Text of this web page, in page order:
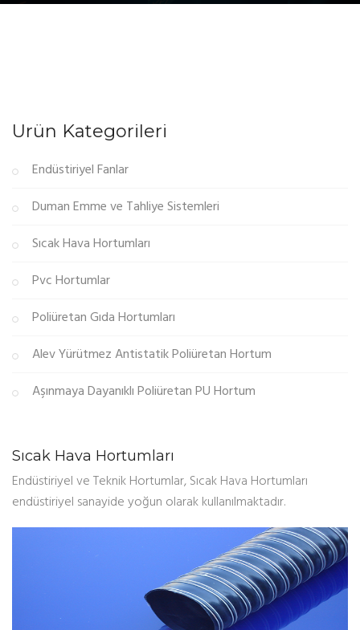
Ürün Kategorileri
Endüstiriyel Fanlar
Duman Emme ve Tahliye Sistemleri
Sıcak Hava Hortumları
Pvc Hortumlar
Poliüretan Gıda Hortumları
Alev Yürütmez Antistatik Poliüretan Hortum
Aşınmaya Dayanıklı Poliüretan PU Hortum
Sıcak Hava Hortumları
Endüstiriyel ve Teknik Hortumlar, Sıcak Hava Hortumları
endüstiriyel sanayide yoğun olarak kullanılmaktadır.